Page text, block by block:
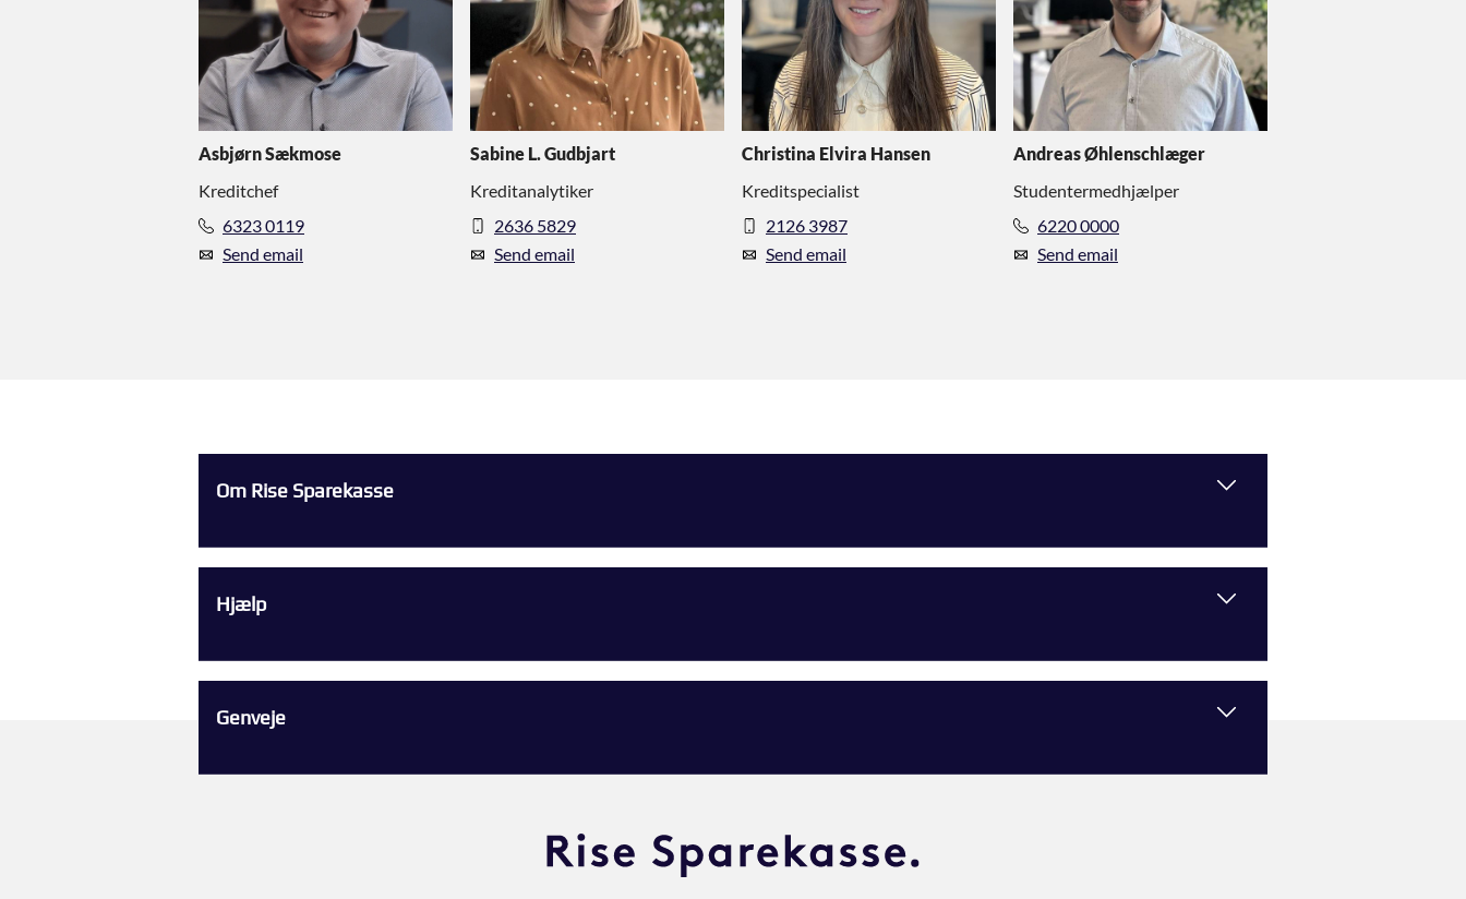
Asbjørn Sækmose
Kreditchef
6323 0119
Send email
Sabine L. Gudbjart
Kreditanalytiker
2636 5829
Send email
Christina Elvira Hansen
Kreditspecialist
2126 3987
Send email
Andreas Øhlenschlæger
Studentermedhjælper
6220 0000
Send email
Om Rise Sparekasse
Hjælp
Genveje